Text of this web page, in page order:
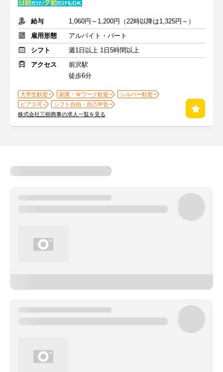
給与
1,060円～1,200円（22時以降は1,325円～）
雇用形態
アルバイト・パート
シフト
週1日以上 1日5時間以上
アクセス
前沢駅
徒歩6分
大学生歓迎 副業・Ｗワーク歓迎
シルバー歓迎
ピアス可
シフト自由・自己申告
株式会社三樹商事の求人一覧を見る